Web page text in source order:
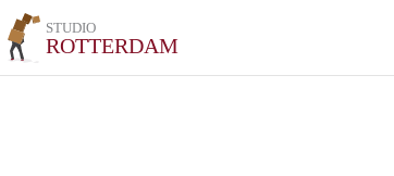
STUDIO
ROTTERDAM